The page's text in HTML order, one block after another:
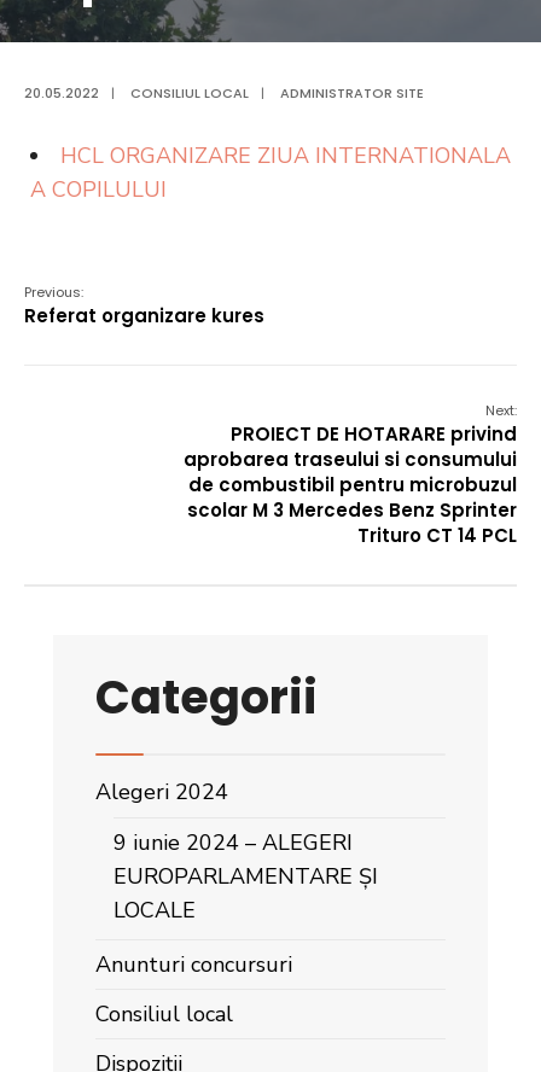
20.05.2022 | CONSILIUL LOCAL | ADMINISTRATOR SITE
HCL ORGANIZARE ZIUA INTERNATIONALA
A COPILULUI
Previous:
Referat organizare kures
Next:
PROIECT DE HOTARARE privind
aprobarea traseului si consumului
de combustibil pentru microbuzul
scolar M 3 Mercedes Benz Sprinter
Trituro CT 14 PCL
Categorii
Alegeri 2024
9 iunie 2024 – ALEGERI
EUROPARLAMENTARE ȘI
LOCALE
Anunturi concursuri
Consiliul local
Dispoziții